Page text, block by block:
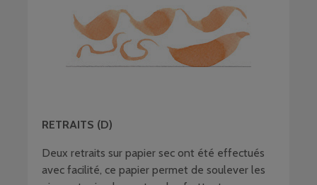
RETRAITS (D)
Deux retraits sur papier sec ont été effectués
avec facilité, ce papier permet de soulever les